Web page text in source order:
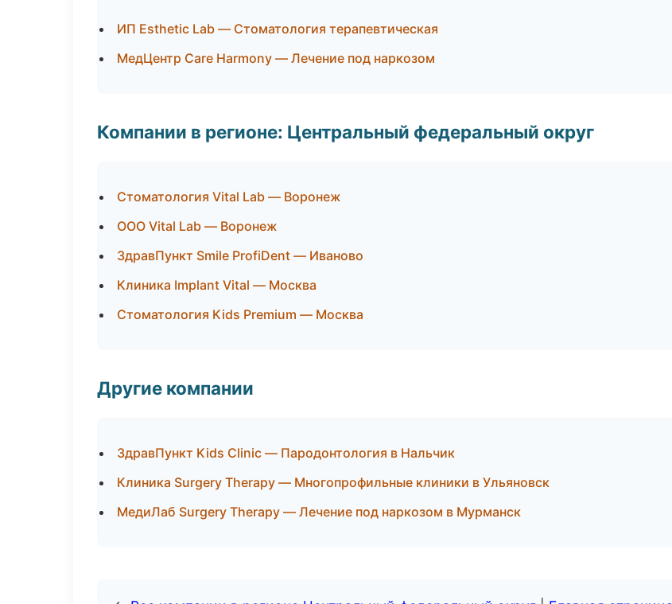
ИП Esthetic Lab — Стоматология терапевтическая
МедЦентр Care Harmony — Лечение под наркозом
Компании в регионе: Центральный федеральный округ
Стоматология Vital Lab — Воронеж
ООО Vital Lab — Воронеж
ЗдравПункт Smile ProfiDent — Иваново
Клиника Implant Vital — Москва
Стоматология Kids Premium — Москва
Другие компании
ЗдравПункт Kids Clinic — Пародонтология в Нальчик
Клиника Surgery Therapy — Многопрофильные клиники в Ульяновск
МедиЛаб Surgery Therapy — Лечение под наркозом в Мурманск